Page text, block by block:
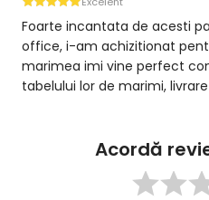
Superbi
Acordă